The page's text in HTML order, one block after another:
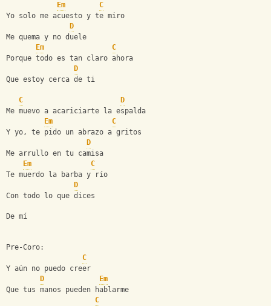
Em
C
Yo solo me acuesto y te miro
D
Me quema y no duele
Em
C
Porque todo es tan claro ahora
D
Que estoy cerca de ti
C
D
Me muevo a acariciarte la espalda
Em
C
Y yo, te pido un abrazo a gritos
D
Me arrullo en tu camisa
Em
C
Te muerdo la barba y río
D
Con todo lo que dices
De mí
Pre-Coro:
C
Y aún no puedo creer
D
Em
Que tus manos pueden hablarme
C